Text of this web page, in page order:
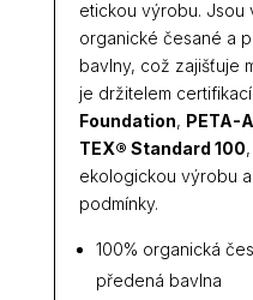
etickou výrobu. Jsou
organické česané a
bavlny, což zajišťuje
je držitelem certifikací
Foundation, PETA-
TEX® Standard 100
ekologickou výrobu
podmínky.
100% organická
předená bavlna